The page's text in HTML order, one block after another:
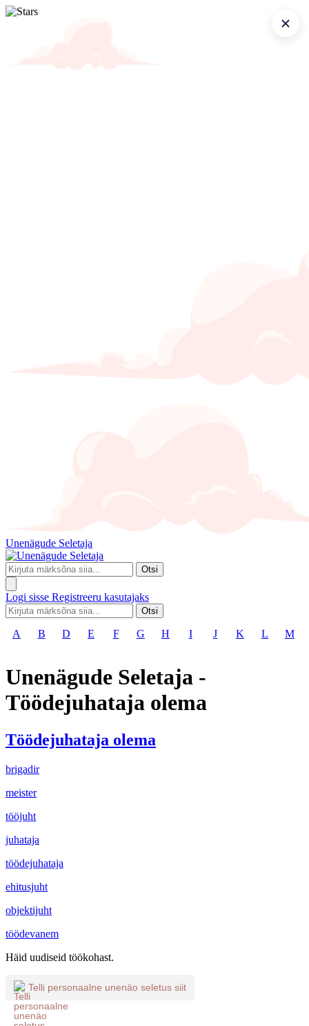
Unenägude Seletaja
Otsi
Logi sisse Registreeru kasutajaks
Otsi
A B D E F G H I J K L M
Unenägude Seletaja -
Töödejuhataja olema
Töödejuhataja olema
brigadir
meister
tööjuht
juhataja
töödejuhataja
ehitusjuht
objektijuht
töödevanem
Häid uudiseid töökohast.
Telli personaalne unenäo seletus siit